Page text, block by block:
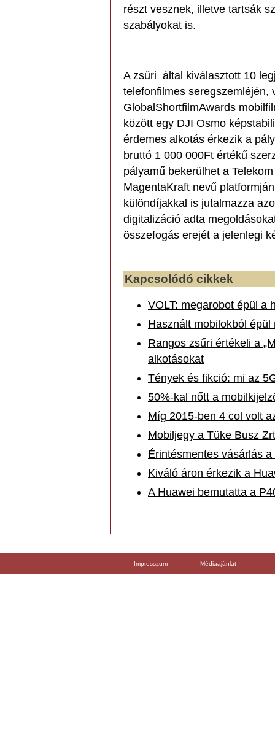
részt vesznek, illetve tartsák
szabályokat is.
A zsűri által kiválasztott 10
telefonfilmes seregszemléjén,
GlobalShortfilmAwards
között egy DJI Osmo
érdemes alkotás érkezik a
bruttó 1 000 000Ft értékű
pályamű bekerülhet a
MagentaKraft nevű
különdíjakkal is jutalmazza
digitalizáció adta
összefogás erejét a jelenlegi
Kapcsolódó cikkek
VOLT: megarobot épül a
Használt mobilokból épül
Rangos zsűri értékeli a
alkotásokat
Tények és fikció: mi az
50%-kal nőtt a
Míg 2015-ben 4 col volt
Mobiljegy a Tüke Busz
Érintésmentes vásárlás
Kiváló áron érkezik a
A Huawei bemutatta a
Impresszum Médiaajánlat